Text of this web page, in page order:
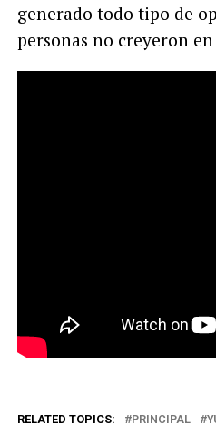
generado todo tipo de
personas no creyeron
RELATED TOPICS: PRINCIPAL